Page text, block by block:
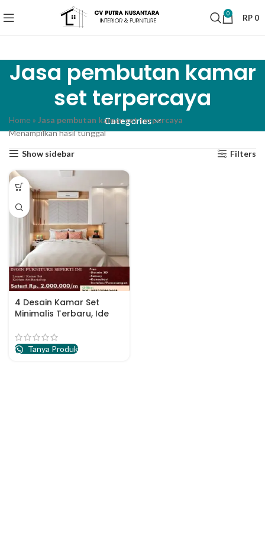
0 RP 0
Jasa pembutan kamar
set terpercaya
Categories
Home» Jasa pembutan kamar set terpercaya
Menampilkan hasil tunggal
Show sidebar Filters
4 Desain Kamar Set
Minimalis Terbaru, Ide
Tanya Produk